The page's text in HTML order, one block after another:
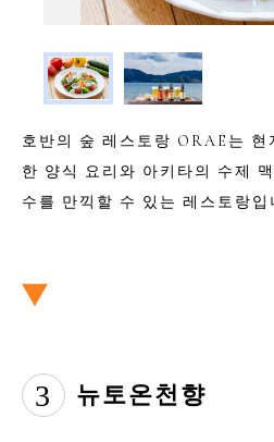
호반의 숲 레스토랑 ORAE는 현
한 양식 요리와 아키타의 수제
수를 만끽할 수 있는 레스토랑입
3 뉴토온천향